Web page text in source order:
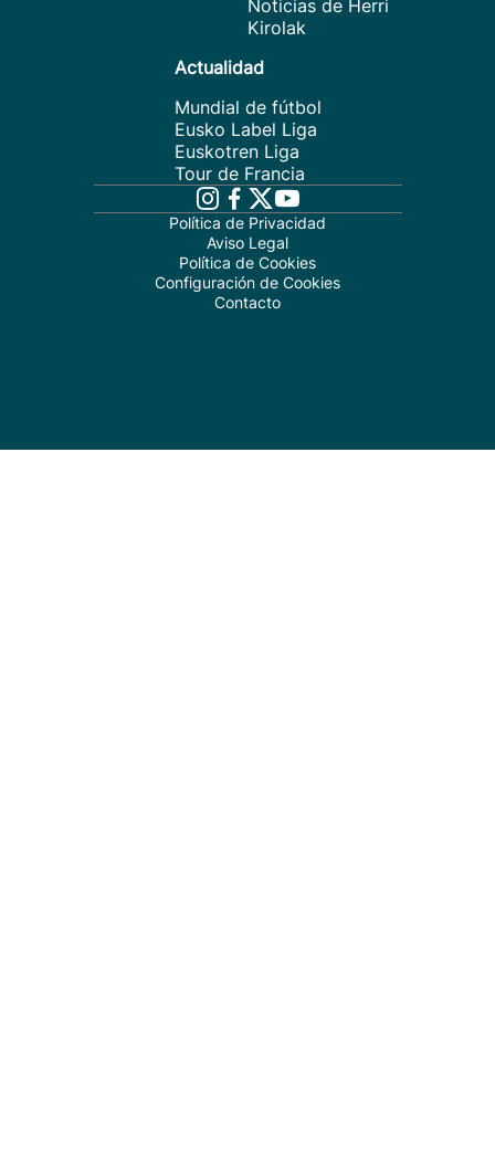
Noticias de Herri
Kirolak
Actualidad
Mundial de fútbol
Eusko Label Liga
Euskotren Liga
Tour de Francia
Política de Privacidad
Aviso Legal
Política de Cookies
Configuración de Cookies
Contacto